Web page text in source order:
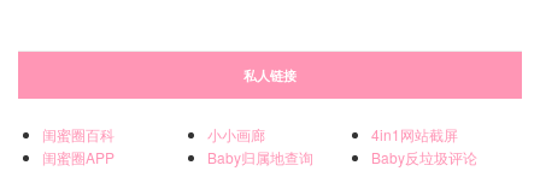
私人链接
闺蜜圈百科
闺蜜圈APP
小小画廊
Baby归属地查询
4in1网站截屏
Baby反垃圾评论